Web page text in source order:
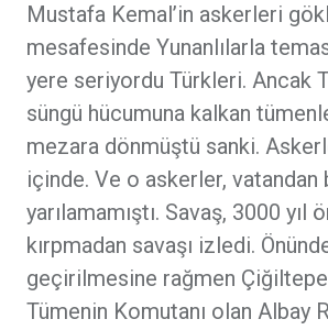
Mustafa Kemal’in askerleri
mesafesinde Yunanlılarla
yere seriyordu Türkleri. Ancak
süngü hücumuna kalkan
mezara dönmüştü sanki.
içinde. Ve o askerler,
yarılamamıştı. Savaş, 3000
kırpmadan savaşı izledi.
geçirilmesine rağmen
Tümenin Komutanı olan Albay